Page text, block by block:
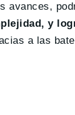
avances,
y
a las